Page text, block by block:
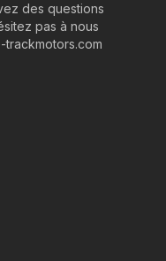
des questions
pas à nous